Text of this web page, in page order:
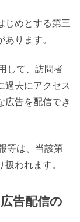
じめとする第三
ります。
して、訪問者
過去にアクセス
広告を配信でき
等は、当該第
われます。
告配信の